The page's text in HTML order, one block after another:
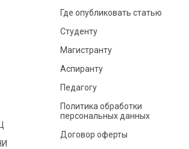
Где опубликовать статью
Студенту
Магистранту
Аспиранту
Педагогу
Политика обработки
персональных данных
Договор оферты